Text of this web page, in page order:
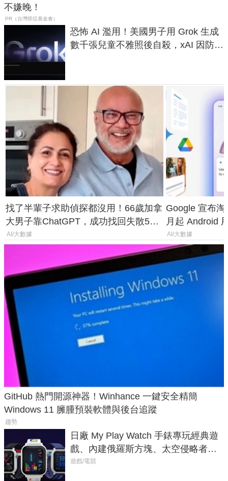
不嫌晚！
PR（台灣癌症基金會）
恐怖 AI 濫用！美國男子用 Grok 生成
數千張兒童不雅照後自殺，xAI 因防護
找了半輩子求助偵探都沒用！66歲加拿
大男子靠ChatGPT，成功找回失散50
年家人
AI/大數據
Google 宣布
月起 Android
AI/大數據
GitHub 熱門開源神器！Winhance 一鍵安全精簡
Windows 11 臃腫預裝軟體與後台追蹤
趨勢
日廠 My Play Watch 手錶專玩經典遊
戲、內建俄羅斯方塊、太空侵略者，
不過竟然不能連手機？
遊戲/電競